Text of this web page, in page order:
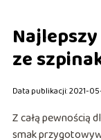
ze
Data publikacji: 2021-
Z całą pewnością
smak